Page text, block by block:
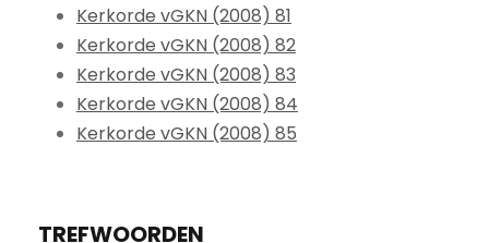
Kerkorde vGKN (2008) 81
Kerkorde vGKN (2008) 82
Kerkorde vGKN (2008) 83
Kerkorde vGKN (2008) 84
Kerkorde vGKN (2008) 85
TREFWOORDEN